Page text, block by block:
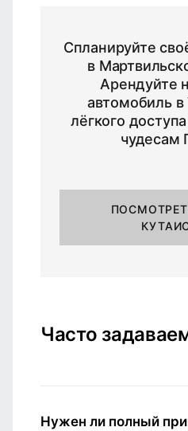
Спланируйте
в
Арендуйте
автомобиль в
лёгкого
чудесам
Часто
Нужен ли полный